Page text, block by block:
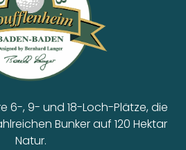
6-, 9- und 18-Loch-Plätze, die
Bunker auf 120 Hektar
Natur.